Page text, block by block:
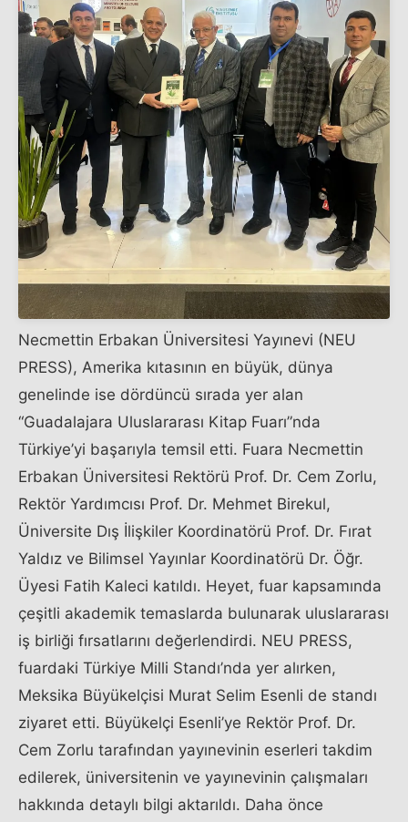
Necmettin Erbakan Üniversitesi Yayınevi (NEU
PRESS), Amerika kıtasının en büyük, dünya
genelinde ise dördüncü sırada yer alan
“Guadalajara Uluslararası Kitap Fuarı”nda
Türkiye’yi başarıyla temsil etti. Fuara Necmettin
Erbakan Üniversitesi Rektörü Prof. Dr. Cem Zorlu,
Rektör Yardımcısı Prof. Dr. Mehmet Birekul,
Üniversite Dış İlişkiler Koordinatörü Prof. Dr. Fırat
Yaldız ve Bilimsel Yayınlar Koordinatörü Dr. Öğr.
Üyesi Fatih Kaleci katıldı. Heyet, fuar kapsamında
çeşitli akademik temaslarda bulunarak uluslararası
iş birliği fırsatlarını değerlendirdi. NEU PRESS,
fuardaki Türkiye Milli Standı’nda yer alırken,
Meksika Büyükelçisi Murat Selim Esenli de standı
ziyaret etti. Büyükelçi Esenli’ye Rektör Prof. Dr.
Cem Zorlu tarafından yayınevinin eserleri takdim
edilerek, üniversitenin ve yayınevinin çalışmaları
hakkında detaylı bilgi aktarıldı. Daha önce